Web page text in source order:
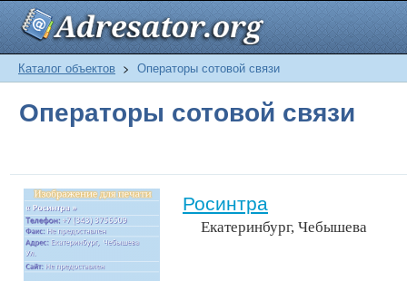
Каталог объектов > Операторы сотовой связи
Операторы сотовой связи
Росинтра
Екатеринбург, Чебышева